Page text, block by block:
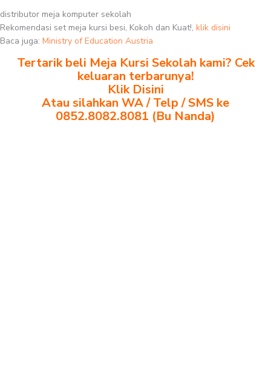
distributor meja komputer sekolah
Rekomendasi set meja kursi besi, Kokoh dan Kuat!, klik disini
Baca juga: Ministry of Education Austria
Tertarik beli Meja Kursi Sekolah kami? Cek
keluaran terbarunya!
Klik Disini
Atau silahkan WA / Telp / SMS ke
0852.8082.8081 (Bu Nanda)